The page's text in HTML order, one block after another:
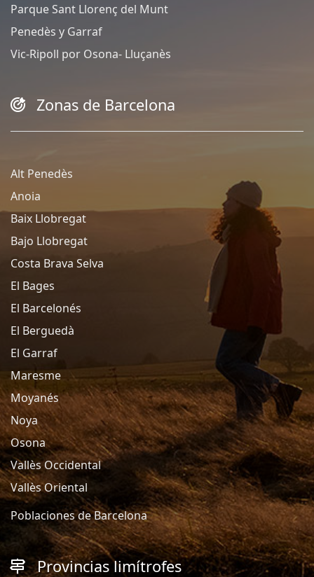
Parque Sant Llorenç del Munt
Penedès y Garraf
Vic-Ripoll por Osona- Lluçanès
Zonas de Barcelona
Alt Penedès
Anoia
Baix Llobregat
Bajo Llobregat
Costa Brava Selva
El Bages
El Barcelonés
El Berguedà
El Garraf
Maresme
Moyanés
Noya
Osona
Vallès Occidental
Vallès Oriental
Poblaciones de Barcelona
Provincias limítrofes